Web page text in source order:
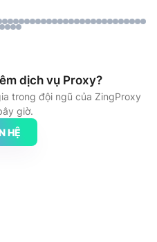
dịch vụ Proxy?
trong đội ngũ của ZingProxy
giờ.
HỆ